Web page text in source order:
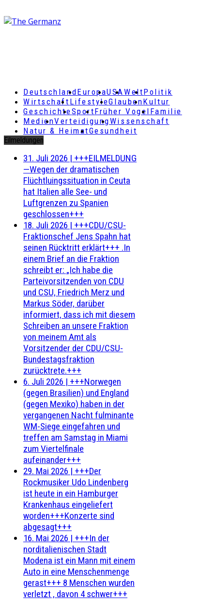
DeutschlandEuropaUSAWeltPolitik
Wirtschaft LifestyleGlaubenKultur
GeschichteSportFrüher Vogel Familie
MedienVerteidigungWissenschaft
Natur & HeimatGesundheit
Eilmeldungen
31. Juli 2026 | +++EILMELDUNG
—Wegen der dramatischen
Flüchtluingssituation in Ceuta
hat Italien alle See- und
Luftgrenzen zu Spanien
geschlossen+++
18. Juli 2026 | +++CDU/CSU-
Fraktionschef Jens Spahn hat
seinen Rücktritt erklärt+++ .In
einem Brief an die Fraktion
schreibt er: „Ich habe die
Parteivorsitzenden von CDU
und CSU, Friedrich Merz und
Markus Söder, darüber
informiert, dass ich mit diesem
Schreiben an unsere Fraktion
von meinem Amt als
Vorsitzender der CDU/CSU-
Bundestagsfraktion
zurücktrete.+++
6. Juli 2026 | +++Norwegen
(gegen Brasilien) und England
(gegen Mexiko) haben in der
vergangenen Nacht fulminante
WM-Siege eingefahren und
treffen am Samstag in Miami
zum Viertelfinale
aufeinander+++
29. Mai 2026 | +++Der
Rockmusiker Udo Lindenberg
ist heute in ein Hamburger
Krankenhaus eingeliefert
worden+++Konzerte sind
abgesagt+++
16. Mai 2026 | +++In der
norditalienischen Stadt
Modena ist ein Mann mit einem
Auto in eine Menschenmenge
gerast+++ 8 Menschen wurden
verletzt , davon 4 schwer+++